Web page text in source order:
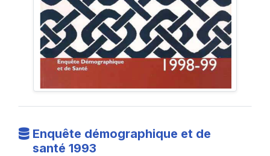
Enquête démographique et de
santé 1993